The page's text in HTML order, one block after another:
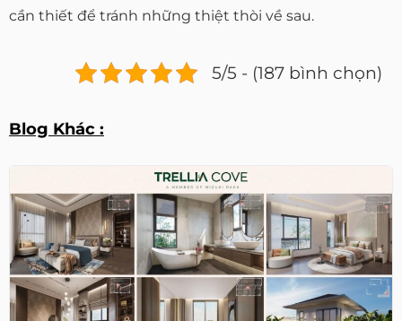
cần thiết để tránh những thiệt thòi về sau.
5/5 - (187 bình chọn)
Blog Khác :